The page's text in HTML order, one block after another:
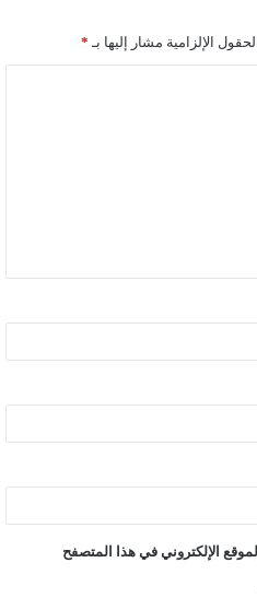
الحقول الإلزامية مشار إليها بـ *
الإلكتروني في هذا المتصفح